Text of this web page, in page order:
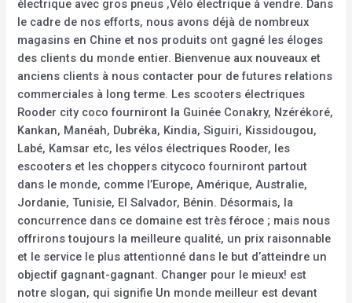
électrique avec gros pneus ,Vélo électrique à vendre. Dans
le cadre de nos efforts, nous avons déjà de nombreux
magasins en Chine et nos produits ont gagné les éloges
des clients du monde entier. Bienvenue aux nouveaux et
anciens clients à nous contacter pour de futures relations
commerciales à long terme. Les scooters électriques
Rooder city coco fourniront la Guinée Conakry, Nzérékoré,
Kankan, Manéah, Dubréka, Kindia, Siguiri, Kissidougou,
Labé, Kamsar etc, les vélos électriques Rooder, les
escooters et les choppers citycoco fourniront partout
dans le monde, comme l’Europe, Amérique, Australie,
Jordanie, Tunisie, El Salvador, Bénin. Désormais, la
concurrence dans ce domaine est très féroce ; mais nous
offrirons toujours la meilleure qualité, un prix raisonnable
et le service le plus attentionné dans le but d’atteindre un
objectif gagnant-gagnant. Changer pour le mieux! est
notre slogan, qui signifie Un monde meilleur est devant